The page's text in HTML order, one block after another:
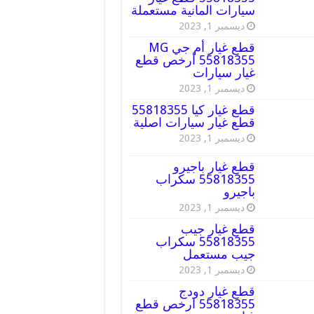
سيارات المانية مستعملة
ديسمبر 1, 2023
قطع غيار أم جي MG
55818355 أرخص قطع
غيار سيارات
ديسمبر 1, 2023
قطع غيار كيا 55818355
قطع غيار سيارات اصلية
ديسمبر 1, 2023
قطع غيار باجيرو
55818355 سكراب
باجيرو
ديسمبر 1, 2023
قطع غيار جيب
55818355 سكراب
جيب مستعمل
ديسمبر 1, 2023
قطع غيار دودج
55818355 ارخص قطع